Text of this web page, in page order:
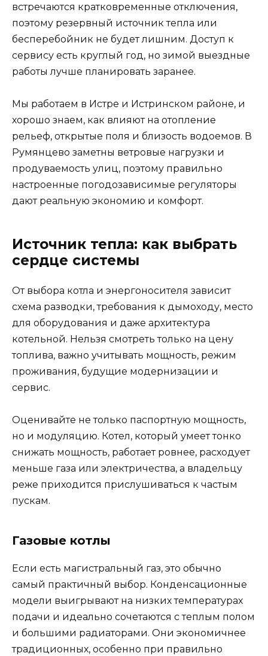
встречаются кратковременные отключения,
поэтому резервный источник тепла или
бесперебойник не будет лишним. Доступ к
сервису есть круглый год, но зимой выездные
работы лучше планировать заранее.
Мы работаем в Истре и Истринском районе, и
хорошо знаем, как влияют на отопление
рельеф, открытые поля и близость водоемов. В
Румянцево заметны ветровые нагрузки и
продуваемость улиц, поэтому правильно
настроенные погодозависимые регуляторы
дают реальную экономию и комфорт.
Источник тепла: как выбрать
сердце системы
От выбора котла и энергоносителя зависит
схема разводки, требования к дымоходу, место
для оборудования и даже архитектура
котельной. Нельзя смотреть только на цену
топлива, важно учитывать мощность, режим
проживания, будущие модернизации и
сервис.
Оценивайте не только паспортную мощность,
но и модуляцию. Котел, который умеет тонко
снижать мощность, работает ровнее, расходует
меньше газа или электричества, а владельцу
реже приходится прислушиваться к частым
пускам.
Газовые котлы
Если есть магистральный газ, это обычно
самый практичный выбор. Конденсационные
модели выигрывают на низких температурах
подачи и идеально сочетаются с теплым полом
и большими радиаторами. Они экономичнее
традиционных, особенно при правильно